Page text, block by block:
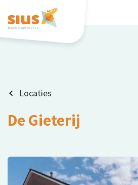
Locaties
De Gieterij